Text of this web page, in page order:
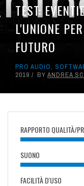
TEST:
L'UNIONE
FUTURO
PRO AUDIO,
2019
BY ANDREA
RAPPORTO QUALITÀ/
SUONO
FACILITÀ D'USO